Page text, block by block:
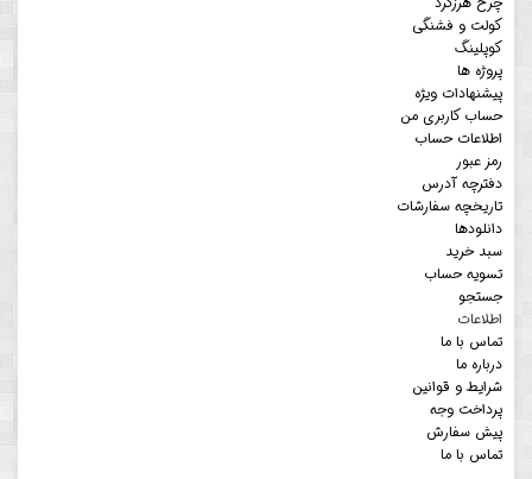
کولت و فشنگی
کوپلینگ
پروژه ها
پیشنهادات ویژه
حساب کاربری من
اطلاعات حساب
رمز عبور
دفترچه آدرس
تاریخچه سفارشات
دانلودها
سبد خرید
تسویه حساب
جستجو
اطلاعات
تماس با ما
درباره ما
شرایط و قوانین
پرداخت وجه
پیش سفارش
تماس با ما